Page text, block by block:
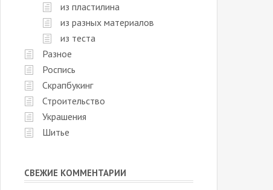
из пластилина
из разных материалов
из теста
Разное
Роспись
Скрапбукинг
Строительство
Украшения
Шитье
СВЕЖИЕ КОММЕНТАРИИ